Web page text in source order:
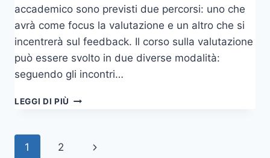
accademico sono previsti due percorsi: uno che
avrà come focus la valutazione e un altro che si
incentrerà sul feedback. Il corso sulla valutazione
può essere svolto in due diverse modalità:
seguendo gli incontri…
LEGGI DI PIÙ PROPOSTE
Navigazione
1 2
Pagina